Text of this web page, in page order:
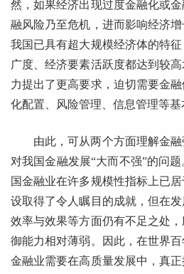
然，如果经济出现过度金融化或
融风险乃至危机，进而影响经济增
我国已具有超大规模经济体的特
广度、经济要素活跃度都达到较
力提出了更高要求，迫切需要金
化配置、风险管理、信息管理等基
由此，可从两个方面理解金
对我国金融发展“大而不强”的问
国金融业在许多规模性指标上已
设取得了令人瞩目的成就，但在
效率与效果等方面仍有不足之处
御能力相对薄弱。因此，在世界
金融业需要在高质量发展中，真